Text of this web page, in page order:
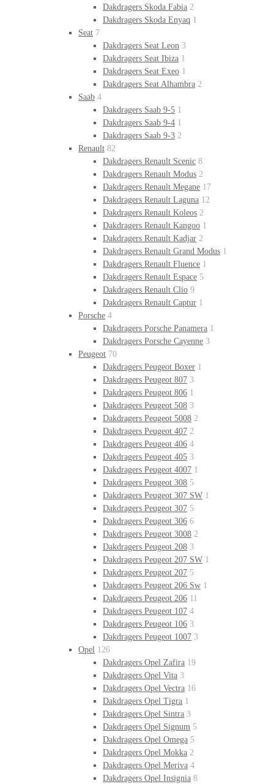
Dakdragers Skoda Fabia 2
Dakdragers Skoda Enyaq 1
Seat 7
Dakdragers Seat Leon 3
Dakdragers Seat Ibiza 1
Dakdragers Seat Exeo 1
Dakdragers Seat Alhambra 2
Saab 4
Dakdragers Saab 9-5 1
Dakdragers Saab 9-4 1
Dakdragers Saab 9-3 2
Renault 82
Dakdragers Renault Scenic 8
Dakdragers Renault Modus 2
Dakdragers Renault Megane 17
Dakdragers Renault Laguna 12
Dakdragers Renault Koleos 2
Dakdragers Renault Kangoo 1
Dakdragers Renault Kadjar 2
Dakdragers Renault Grand Modus 1
Dakdragers Renault Fluence 1
Dakdragers Renault Espace 5
Dakdragers Renault Clio 9
Dakdragers Renault Captur 1
Porsche 4
Dakdragers Porsche Panamera 1
Dakdragers Porsche Cayenne 3
Peugeot 70
Dakdragers Peugeot Boxer 1
Dakdragers Peugeot 807 3
Dakdragers Peugeot 806 1
Dakdragers Peugeot 508 3
Dakdragers Peugeot 5008 2
Dakdragers Peugeot 407 2
Dakdragers Peugeot 406 4
Dakdragers Peugeot 405 3
Dakdragers Peugeot 4007 1
Dakdragers Peugeot 308 5
Dakdragers Peugeot 307 SW 1
Dakdragers Peugeot 307 5
Dakdragers Peugeot 306 6
Dakdragers Peugeot 3008 2
Dakdragers Peugeot 208 3
Dakdragers Peugeot 207 SW 1
Dakdragers Peugeot 207 5
Dakdragers Peugeot 206 Sw 1
Dakdragers Peugeot 206 11
Dakdragers Peugeot 107 4
Dakdragers Peugeot 106 3
Dakdragers Peugeot 1007 3
Opel 126
Dakdragers Opel Zafira 19
Dakdragers Opel Vita 3
Dakdragers Opel Vectra 16
Dakdragers Opel Tigra 1
Dakdragers Opel Sintra 3
Dakdragers Opel Signum 5
Dakdragers Opel Omega 5
Dakdragers Opel Mokka 2
Dakdragers Opel Meriva 4
Dakdragers Opel Insignia 8